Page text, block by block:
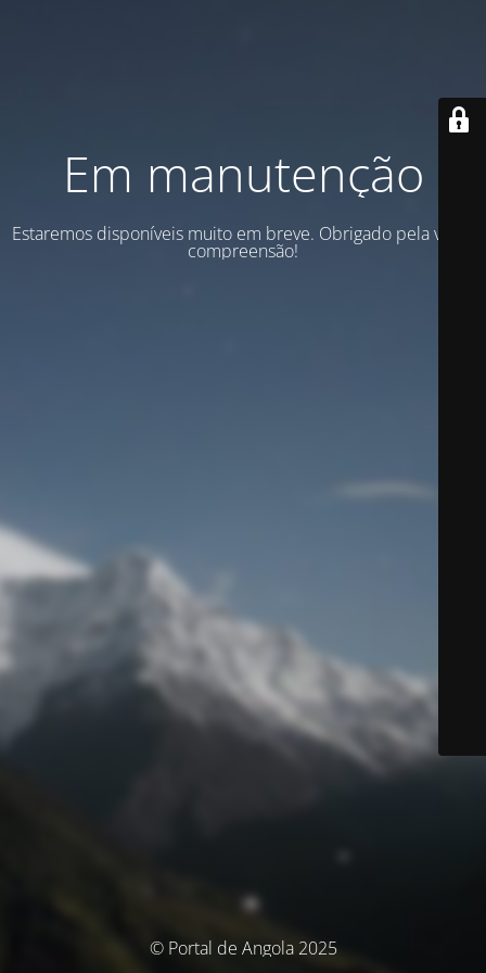
Em manutenção
Estaremos disponíveis muito em breve. Obrigado pela vossa
compreensão!
© Portal de Angola 2025